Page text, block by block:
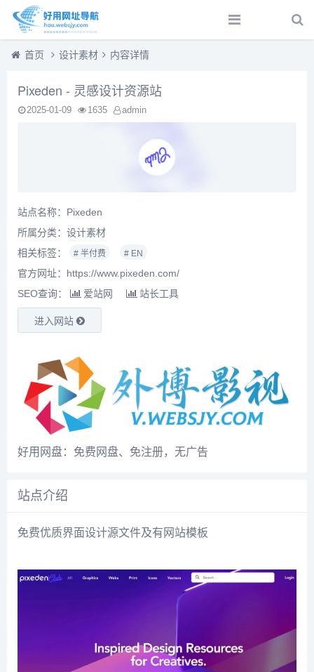
首页 设计素材 内容详情
Pixeden - 灵感设计资源站
2025-01-09 1635 admin
站点名称：Pixeden
所属分类： 设计素材
相关标签：
# 半付费 # EN
官方网址：https://www.pixeden.com/
SEO查询：
爱站网 站长工具
进入网站
好用网盘：免费网盘、免注册，无广告
站点介绍
免费优质界面设计源文件及有网站模板